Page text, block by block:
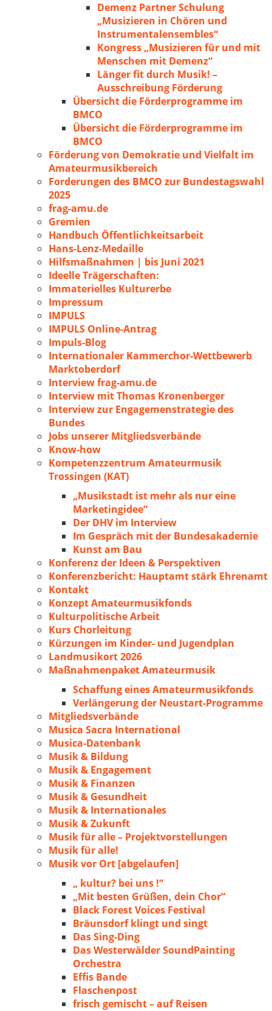
Demenz Partner Schulung
„Musizieren in Chören und
Instrumentalensembles“
Kongress „Musizieren für und mit
Menschen mit Demenz“
Länger fit durch Musik! –
Ausschreibung Förderung
Übersicht die Förderprogramme im
BMCO
Übersicht die Förderprogramme im
BMCO
Förderung von Demokratie und Vielfalt im
Amateurmusikbereich
Forderungen des BMCO zur Bundestagswahl
2025
frag-amu.de
Gremien
Handbuch Öffentlichkeitsarbeit
Hans-Lenz-Medaille
Hilfsmaßnahmen | bis Juni 2021
Ideelle Trägerschaften:
Immaterielles Kulturerbe
Impressum
IMPULS
IMPULS Online-Antrag
Impuls-Blog
Internationaler Kammerchor-Wettbewerb
Marktoberdorf
Interview frag-amu.de
Interview mit Thomas Kronenberger
Interview zur Engagemenstrategie des
Bundes
Jobs unserer Mitgliedsverbände
Know-how
Kompetenzzentrum Amateurmusik
Trossingen (KAT)
„Musikstadt ist mehr als nur eine
Marketingidee“
Der DHV im Interview
Im Gespräch mit der Bundesakademie
Kunst am Bau
Konferenz der Ideen & Perspektiven
Konferenzbericht: Hauptamt stärk Ehrenamt
Kontakt
Konzept Amateurmusikfonds
Kulturpolitische Arbeit
Kurs Chorleitung
Kürzungen im Kinder- und Jugendplan
Landmusikort 2026
Maßnahmenpaket Amateurmusik
Schaffung eines Amateurmusikfonds
Verlängerung der Neustart-Programme
Mitgliedsverbände
Musica Sacra International
Musica-Datenbank
Musik & Bildung
Musik & Engagement
Musik & Finanzen
Musik & Gesundheit
Musik & Internationales
Musik & Zukunft
Musik für alle – Projektvorstellungen
Musik für alle!
Musik vor Ort [abgelaufen]
„ kultur? bei uns !“
„Mit besten Grüßen, dein Chor“
Black Forest Voices Festival
Bräunsdorf klingt und singt
Das Sing-Ding
Das Westerwälder SoundPainting
Orchestra
Effis Bande
Flaschenpost
frisch gemischt – auf Reisen